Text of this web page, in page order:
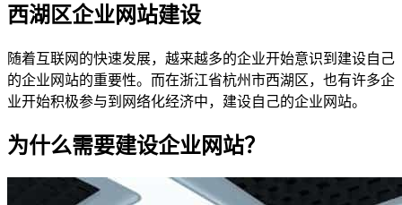
西湖区企业网站建设
随着互联网的快速发展，越来越多的企业开始意识到建设自己
的企业网站的重要性。而在浙江省杭州市西湖区，也有许多企
业开始积极参与到网络化经济中，建设自己的企业网站。
为什么需要建设企业网站？